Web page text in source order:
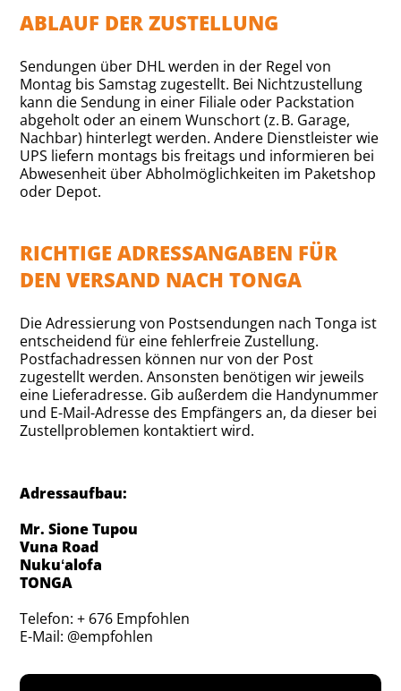
ABLAUF DER ZUSTELLUNG
Sendungen über DHL werden in der Regel von
Montag bis Samstag zugestellt. Bei Nichtzustellung
kann die Sendung in einer Filiale oder Packstation
abgeholt oder an einem Wunschort (z. B. Garage,
Nachbar) hinterlegt werden. Andere Dienstleister wie
UPS liefern montags bis freitags und informieren bei
Abwesenheit über Abholmöglichkeiten im Paketshop
oder Depot.
RICHTIGE ADRESSANGABEN FÜR
DEN VERSAND NACH TONGA
Die Adressierung von Postsendungen nach Tonga ist
entscheidend für eine fehlerfreie Zustellung.
Postfachadressen können nur von der Post
zugestellt werden. Ansonsten benötigen wir jeweils
eine Lieferadresse. Gib außerdem die Handynummer
und E-Mail-Adresse des Empfängers an, da dieser bei
Zustellproblemen kontaktiert wird.
Adressaufbau:
Mr. Sione Tupou
Vuna Road
Nukuʻalofa
TONGA
Telefon: + 676 Empfohlen
E-Mail: @empfohlen